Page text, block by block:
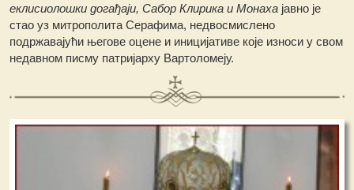
еклисиолошки догађаји, Сабор Клирика и Монаха јавно је
стао уз митрополита Серафима, недвосмислено
подржавајући његове оцене и иницијативе које износи у свом
недавном писму патријарху Вартоломеју.